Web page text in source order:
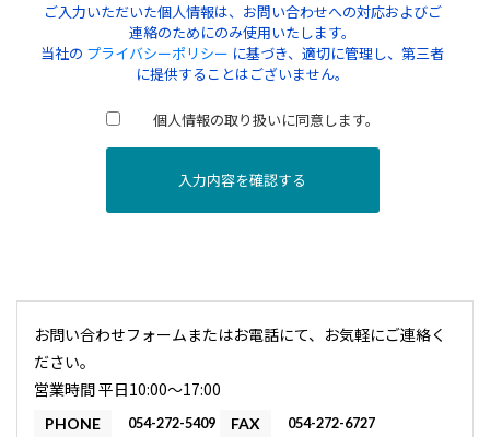
ご入力いただいた個人情報は、お問い合わせへの対応およびご
連絡のためにのみ使用いたします。
当社の プライバシーポリシー に基づき、適切に管理し、第三者
に提供することはございません。
個人情報の取り扱いに同意します。
入力内容を確認する
お問い合わせフォームまたはお電話にて、お気軽にご連絡く
ださい。
営業時間 平日10:00〜17:00
PHONE 054-272-5409 FAX 054-272-6727